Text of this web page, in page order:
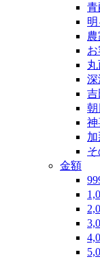
青
深
朝
神
金額